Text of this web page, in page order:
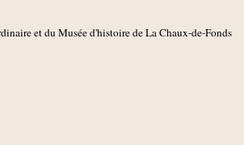
et du Musée d'histoire de La Chaux-de-Fonds